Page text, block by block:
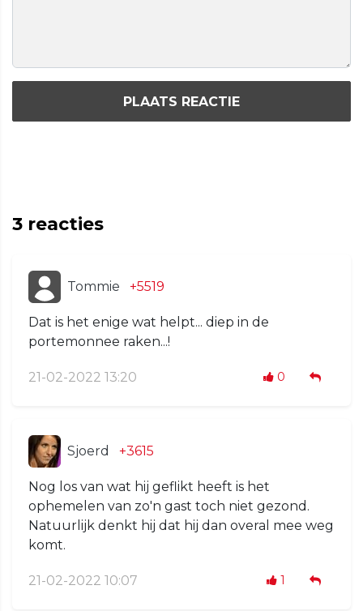
PLAATS REACTIE
3 reacties
Tommie +5519
Dat is het enige wat helpt... diep in de
portemonnee raken...!
21-02-2022 13:20 0
Sjoerd +3615
Nog los van wat hij geflikt heeft is het
ophemelen van zo'n gast toch niet gezond.
Natuurlijk denkt hij dat hij dan overal mee weg
komt.
21-02-2022 10:07 1